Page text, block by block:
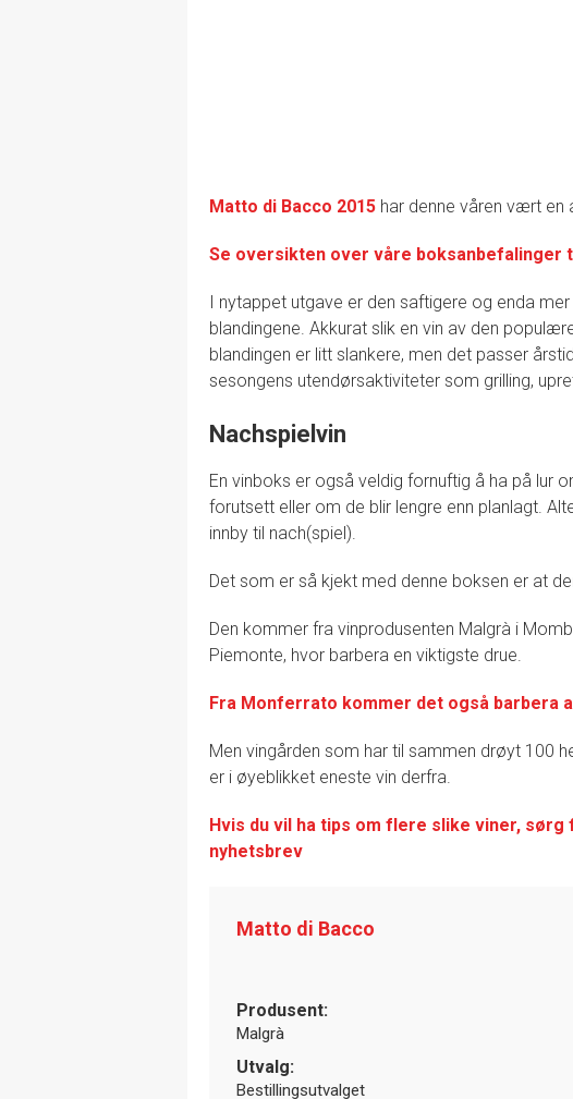
Matto di Bacco 2015 har denne våren vært en
Se oversikten over våre boksanbefalinger
I nytappet utgave er den saftigere og enda
blandingene. Akkurat slik en vin av den
blandingen er litt slankere, men det passer
sesongens utendørsaktiviteter som grilling,
Nachspielvin
En vinboks er også veldig fornuftig å ha på lur
forutsett eller om de blir lengre enn planlagt.
innby til nach(spiel).
Det som er så kjekt med denne boksen er at
Den kommer fra vinprodusenten Malgrà i
Piemonte, hvor barbera en viktigste drue.
Fra Monferrato kommer det også barbera
Men vingården som har til sammen drøyt 100
er i øyeblikket eneste vin derfra.
Hvis du vil ha tips om flere slike viner,
nyhetsbrev
Matto di Bacco
Produsent:
Malgrà
Utvalg:
Bestillingsutvalget